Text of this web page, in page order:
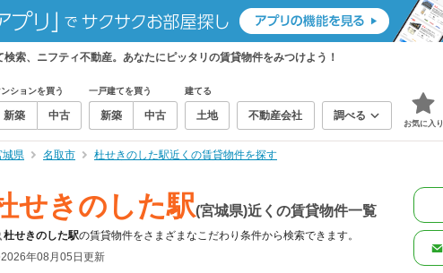
索、ニフティ不動産。あなたにピッタリの賃貸物件をみつけよう！
ションを買う
新築 中古
一戸建てを買う
新築 中古
建てる
土地 不動産会社 調べる
お気に入り
城県 名取市 杜せきのした駅近くの賃貸物件を探す
せきのした駅(宮城県)近くの賃貸物件一覧
杜せきのした駅の賃貸物件をさまざまなこだわり条件から検索できます。
2026年08月05日更新